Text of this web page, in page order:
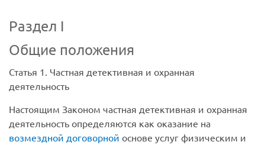
Раздел I
Общие положения
Статья 1. Частная детективная и охранная
деятельность
Настоящим Законом частная детективная и охранная
деятельность определяются как оказание на
возмездной договорной основе услуг физическим и